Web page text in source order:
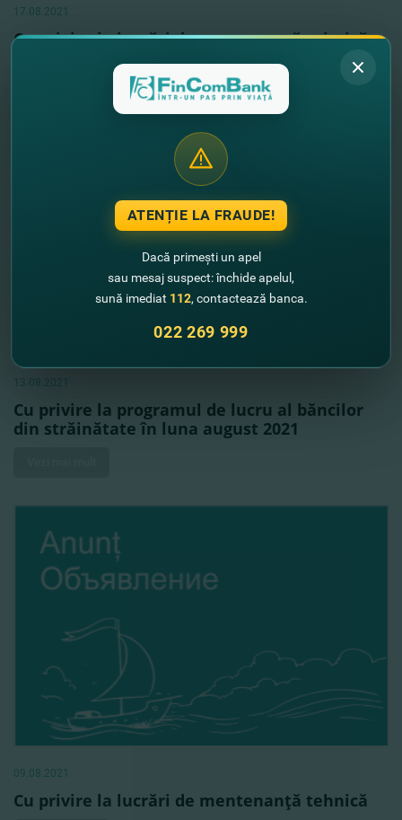
17.08.2021
Cu privire la lucrări de mentenanţă tehnică
13.08.2021
Cu privire la programul de lucru al băncilor
din străinătate în luna august 2021
09.08.2021
Cu privire la lucrări de mentenanţă tehnică
ATENȚIE LA FRAUDE!
Dacă primești un apel
sau mesaj suspect: închide apelul,
sună imediat 112, contactează banca.
022 269 999